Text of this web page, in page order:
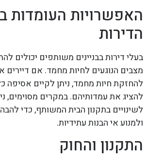
האפשרויות העומדות
הדירות
בעלי דירות בבניינים משותפים יכולים
מצבים הנוגעים לחיות מחמד. אם דיירים
להחזקת חיות מחמד, ניתן לקיים אסיפה
להציג את עמדותיהם. במקרים מסוימים,
לשינויים בתקנון הבית המשותף, כדי
ולמנוע אי הבנות עתידיות.
התקנון והחוק